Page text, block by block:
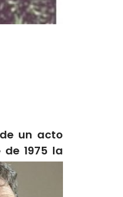
un acto
1975 la